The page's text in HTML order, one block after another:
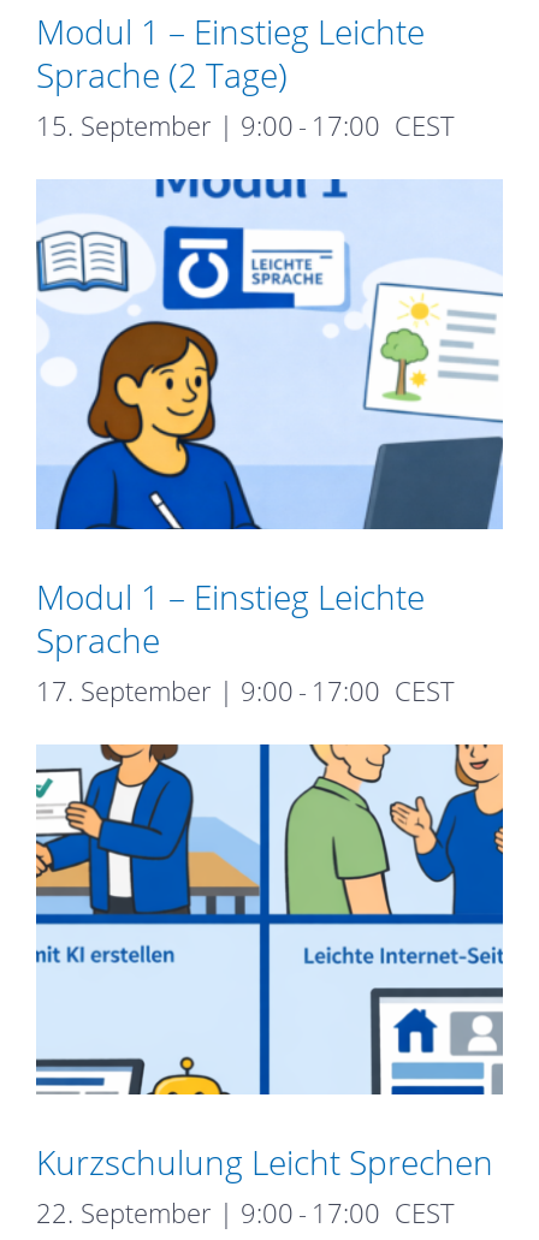
Modul 1 – Einstieg Leichte
Sprache (2 Tage)
15. September | 9:00 - 17:00 CEST
Modul 1 – Einstieg Leichte
Sprache
17. September | 9:00 - 17:00 CEST
Kurzschulung Leicht Sprechen
22. September | 9:00 - 17:00 CEST